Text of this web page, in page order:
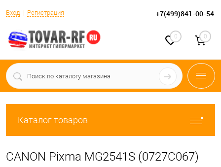
Вход Регистрация +7(499)841-00-54
0 0
Каталог товаров
CANON Pixma MG2541S (0727C067)